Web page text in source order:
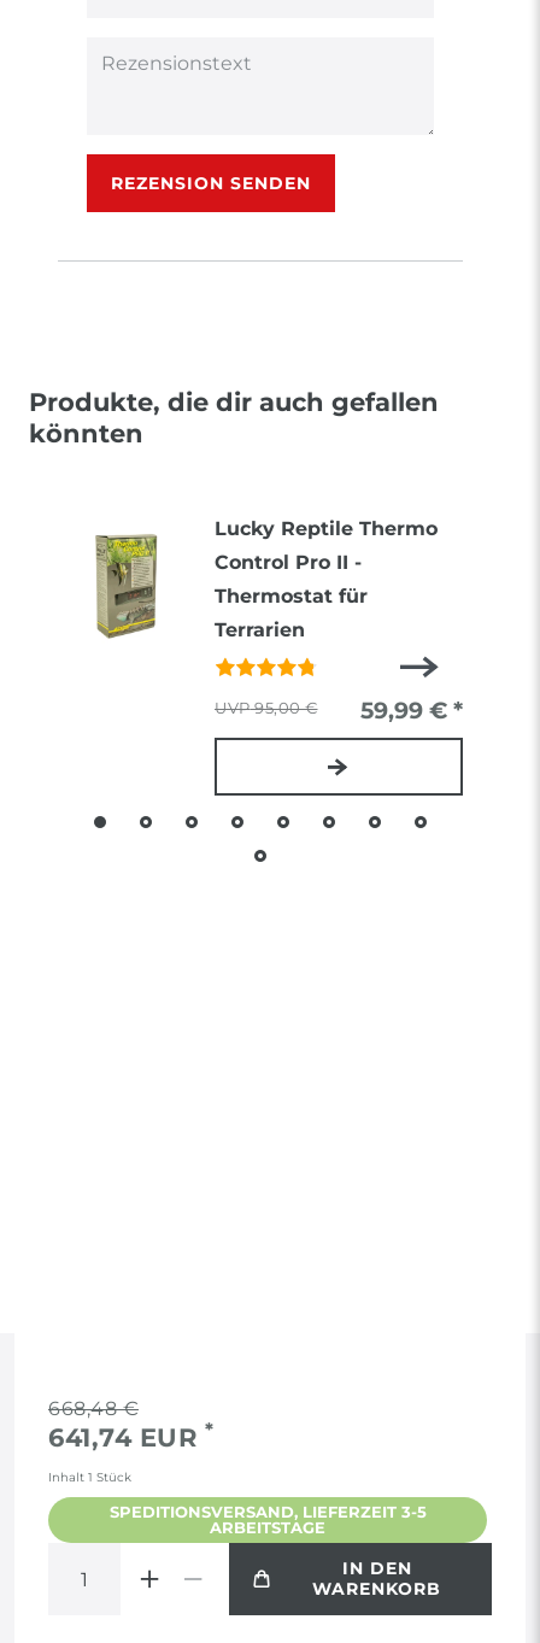
Rezensionstext
REZENSION SENDEN
Produkte, die dir auch gefallen
könnten
Lucky Reptile Thermo
Control Pro II -
Thermostat für
Terrarien
95,00 € 59,99 € *
668,48 €
641,74 EUR *
Inhalt 1 Stück
SPEDITIONSVERSAND, LIEFERZEIT 3-5
ARBEITSTAGE
IN DEN
WARENKORB
RECHTLICHES
AGB
WIDERRUF
VERTRAG WIDERRUFEN